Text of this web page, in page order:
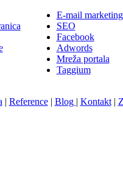
E-mail marketing
SEO
Facebook
Adwords
Mreža portala
Taggium
| Reference| Blog | Kontakt|